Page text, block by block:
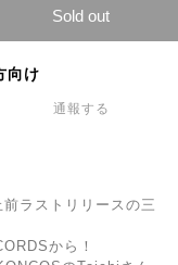
Sold out
向け
通報する
ラストリリースの三
から！